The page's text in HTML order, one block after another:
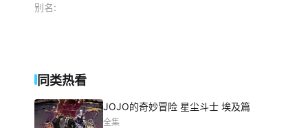
别名:
同类热看
JOJO的奇妙冒险 星尘斗士 埃及篇
全集